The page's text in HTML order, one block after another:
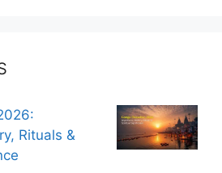
Rituals &